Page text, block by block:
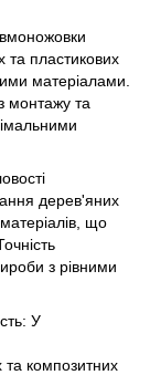
та пластикових
матеріалами.
монтажу та
дерев'яних
що
з рівними
У
та композитних